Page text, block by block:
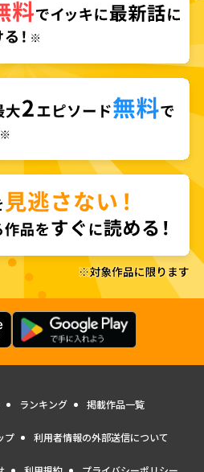
ランキング 掲載作品一覧
プ 利用者情報の外部送信について